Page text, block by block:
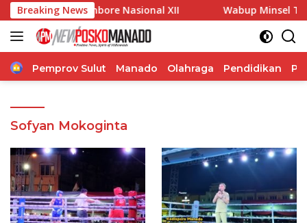
Langsung
ke
konten
Breaking News
di Jambore Nasional XII Wabup Minsel Tinjau
Home
Pemprov Sulut Manado Olahraga Pendidikan
Sofyan Mokoginta